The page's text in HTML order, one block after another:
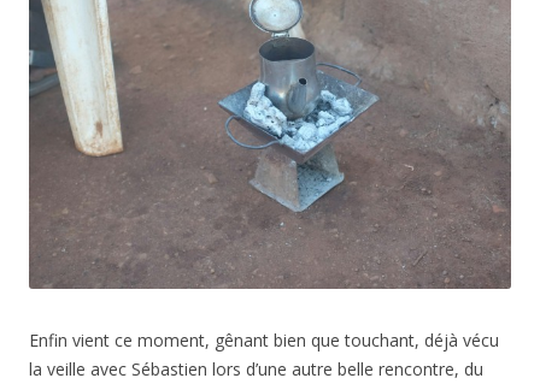
Enfin vient ce moment, gênant bien que touchant, déjà vécu
la veille avec Sébastien lors d’une autre belle rencontre, du